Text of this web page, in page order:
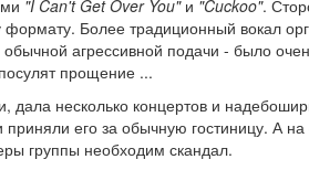
"I Can't Get Over You"и "Cuckoo".
Более традиционный вокал
обычной агрессивной подачи - было
прощение ...
дала несколько концертов и
его за обычную гостиницу. А
группы необходим скандал.